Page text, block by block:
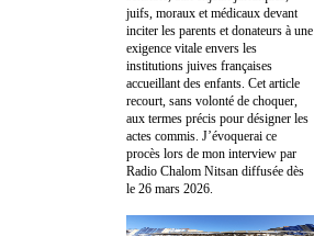
juifs, moraux et médicaux devant
inciter les parents et donateurs à une
exigence vitale envers les
institutions juives françaises
accueillant des enfants. Cet article
recourt, sans volonté de choquer,
aux termes précis pour désigner les
actes commis. J’évoquerai ce
procès lors de mon interview par
Radio Chalom Nitsan diffusée dès
le 26 mars 2026.